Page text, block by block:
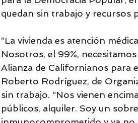
quedan sin trabajo y recursos
“La vivienda es atención
Nosotros, el 99%,
Alianza de Californianos para
Roberto Rodríguez, de
sin trabajo. “Nos vienen
públicos, alquiler. Soy un